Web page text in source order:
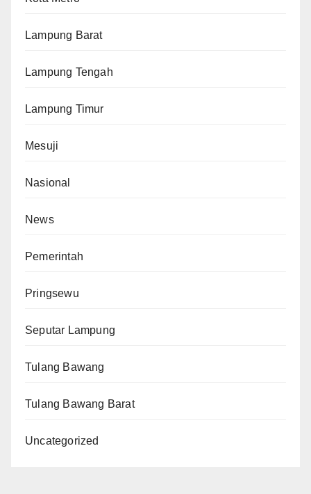
Lampung Barat
Lampung Tengah
Lampung Timur
Mesuji
Nasional
News
Pemerintah
Pringsewu
Seputar Lampung
Tulang Bawang
Tulang Bawang Barat
Uncategorized